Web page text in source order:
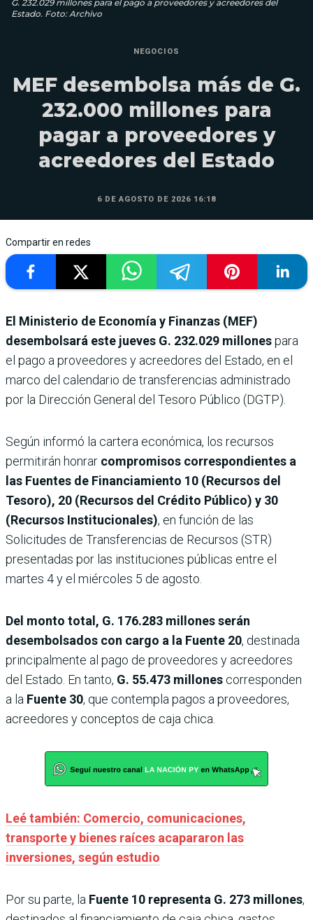
G. 232.029 millones para el pago a proveedores y acreedores del
Estado. Foto: Archivo
NEGOCIOS
MEF desembolsa más de G.
232.000 millones para
pagar a proveedores y
acreedores del Estado
6 DE AGOSTO DE 2026 16:18
Compartir en redes
El Ministerio de Economía y Finanzas (MEF)
desembolsará este jueves G. 232.029 millonespara
el pago a proveedores y acreedores del Estado, en el
marco del calendario de transferencias administrado
por la Dirección General del Tesoro Público (DGTP).
Según informó la cartera económica, los recursos
permitirán honrar compromisos correspondientes a
las Fuentes de Financiamiento 10 (Recursos del
Tesoro), 20 (Recursos del Crédito Público) y 30
(Recursos Institucionales), en función de las
Solicitudes de Transferencias de Recursos (STR)
presentadas por las instituciones públicas entre el
martes 4 y el miércoles 5 de agosto.
Del monto total, G. 176.283 millones serán
desembolsados con cargo a la Fuente 20, destinada
principalmente al pago de proveedores y acreedores
del Estado. En tanto, G. 55.473 millones corresponden
a la Fuente 30, que contempla pagos a proveedores,
acreedores y conceptos de caja chica.
Leé también: Comercio, comunicaciones,
transporte y bienes raíces acapararon las
inversiones, según estudio
Por su parte, la Fuente 10 representa G. 273 millones,